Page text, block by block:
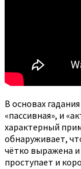
В основах
«пассивная», и
характерный
обнаруживает,
чётко выражена
проступает и